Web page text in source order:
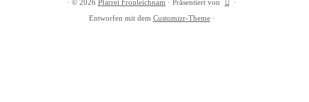
· © 2026 Pfarrei Fronleichnam · Präsentiert von
·
Entworfen mit dem Customizr-Theme·